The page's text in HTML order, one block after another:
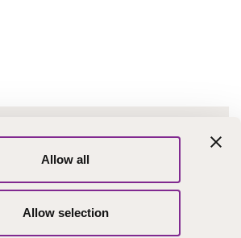
Allow all
Allow selection
ilmoituskanava
Turvapostin